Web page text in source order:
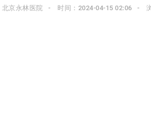
北京永林医院 时间：2024-04-15 02:06